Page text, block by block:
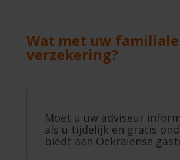
Wat met uw familiale
verzekering?
Moet u uw adviseur
als u tijdelijk en gratis
biedt aan Oekraïense